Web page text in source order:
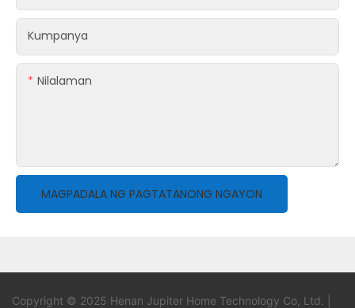
Kumpanya
Nilalaman
MAGPADALA NG PAGTATANONG NGAYON
Copyright © 2025 Henan Jupiter Home Technology Co, Ltd. |